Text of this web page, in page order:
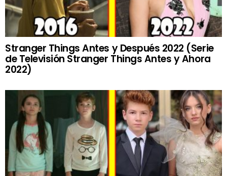
Stranger Things Antes y Después 2022 (Serie
de Televisión Stranger Things Antes y Ahora
2022)